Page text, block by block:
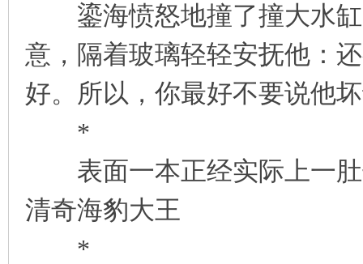
鎏海愤怒地撞了撞大水缸
意，隔着玻璃轻轻安抚他：
好。所以，你最好不要说他
*
表面一本正经实际上一肚
清奇海豹大王
*